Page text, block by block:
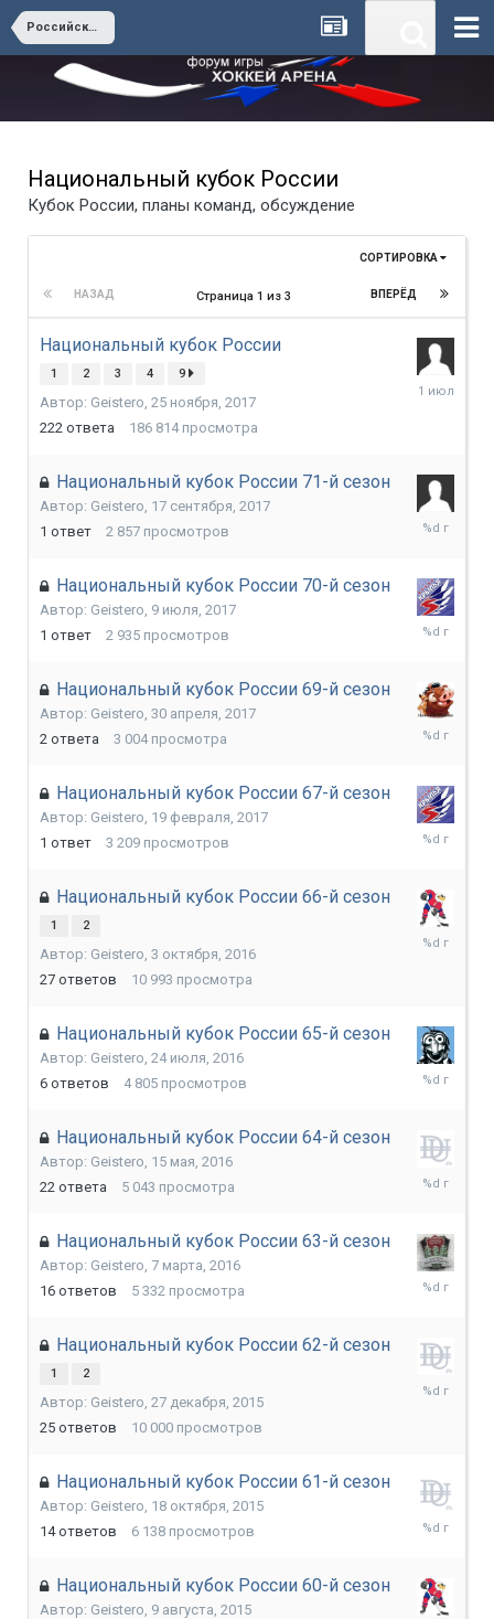
Российские лиги
Национальный кубок России
Кубок России, планы команд, обсуждение
СОРТИРОВКА
НАЗАД ВПЕРЁД
Страница 1 из 3
Национальный кубок России
1 2 3 4 9
Автор: Geistero, 25 ноября, 2017
222 ответа 186 814 просмотра
1
Национальный кубок России 71-й сезон
Автор: Geistero, 17 сентября, 2017
1 ответ 2 857 просмотров
8
Национальный кубок России 70-й сезон
Автор: Geistero, 9 июля, 2017
1 ответ 2 935 просмотров
6
Национальный кубок России 69-й сезон
Автор: Geistero, 30 апреля, 2017
2 ответа 3 004 просмотра
29
Национальный кубок России 67-й сезон
Автор: Geistero, 19 февраля, 2017
1 ответ 3 209 просмотров
22
Национальный кубок России 66-й сезон
1 2
Автор: Geistero, 3 октября, 2016
27 ответов 10 993 просмотра
8
Национальный кубок России 65-й сезон
Автор: Geistero, 24 июля, 2016
6 ответов 4 805 просмотров
7
Национальный кубок России 64-й сезон
Автор: Geistero, 15 мая, 2016
22 ответа 5 043 просмотра
15
Национальный кубок России 63-й сезон
Автор: Geistero, 7 марта, 2016
16 ответов 5 332 просмотра
5
Национальный кубок России 62-й сезон
1 2
Автор: Geistero, 27 декабря, 2015
25 ответов 10 000 просмотров
26
Национальный кубок России 61-й сезон
Автор: Geistero, 18 октября, 2015
14 ответов 6 138 просмотров
18
Национальный кубок России 60-й сезон
Автор: Geistero, 9 августа, 2015